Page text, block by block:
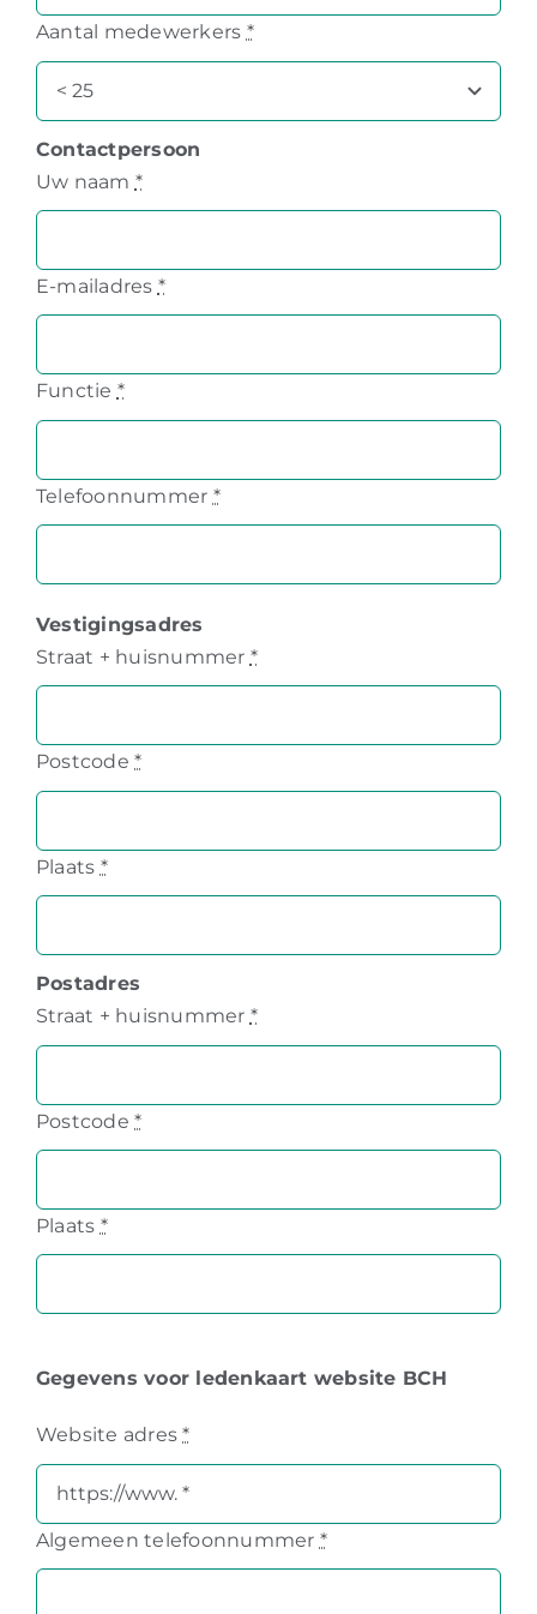
Aantal medewerkers *
Contactpersoon
Uw naam *
E-mailadres *
Functie *
Telefoonnummer *
Vestigingsadres
Straat + huisnummer *
Postcode*
Plaats *
Postadres
Straat + huisnummer *
Postcode*
Plaats *
Gegevens voor ledenkaart website BCH
Website adres*
Algemeen telefoonnummer *